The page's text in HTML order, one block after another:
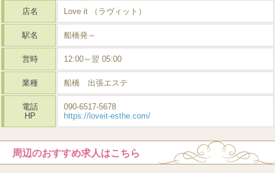
店名 Love it （ラヴィット）
駅名 船橋発～
営時 12:00～翌 05:00
業種 船橋 出張エステ
電話
HP
090-6517-5678
https://loveit-esthe.com/
周辺のおすすめ求人はこちら